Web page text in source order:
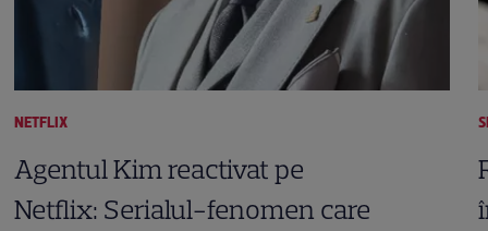
NETFLIX
Agentul Kim reactivat pe
Netflix: Serialul-fenomen care